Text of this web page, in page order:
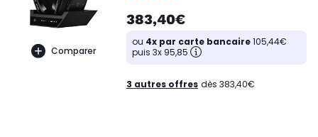
Comparer
383,40€
ou 4x par carte bancaire105,44€
puis 3x 95,85
3 autres offres dès 383,40€